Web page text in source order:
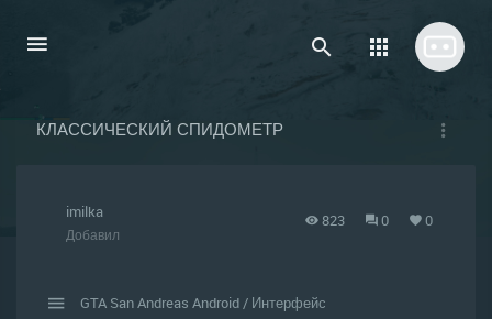
КЛАССИЧЕСКИЙ СПИДОМЕТР
823 0 0
imilka
Добавил
GTA San Andreas Android/ Интерфейс